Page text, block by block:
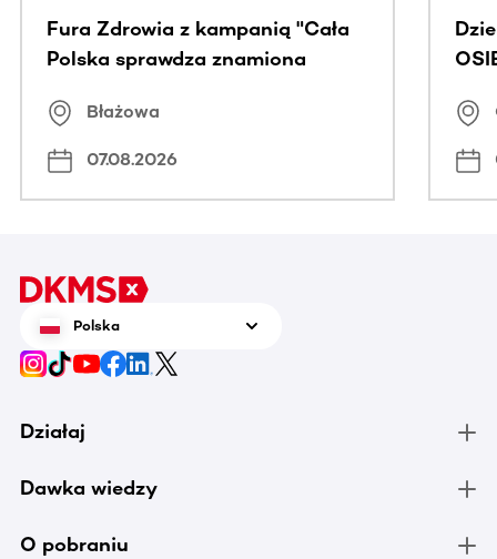
Fura Zdrowia z kampanią "Cała
Polska sprawdza znamiona
Błażowa
07.08.2026
Polska
Działaj
Dawka wiedzy
O pobraniu